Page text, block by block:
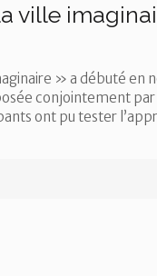
ville
» a débuté en
conjointement par
ont pu tester